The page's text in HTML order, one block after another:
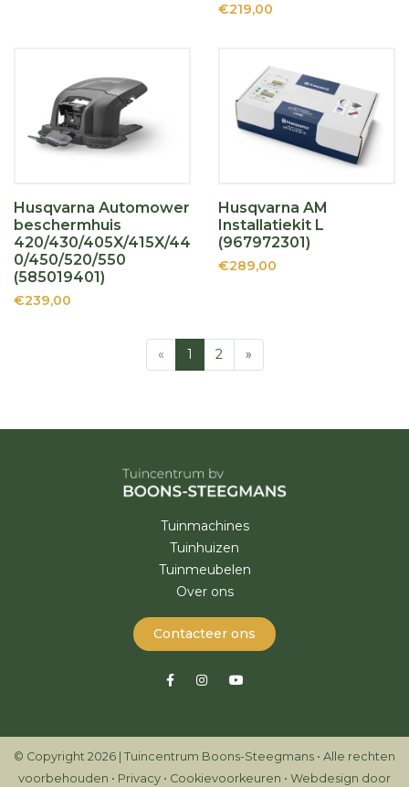
€219,00
Husqvarna Automower
beschermhuis
420/430/405X/415X/44
0/450/520/550
(585019401)
€239,00
Husqvarna AM
Installatiekit L
(967972301)
€289,00
« 1 2 »
Tuinmachines
Tuinhuizen
Tuinmeubelen
Over ons
Contacteer ons
© Copyright 2026 | Tuincentrum Boons-Steegmans • Alle rechten
voorbehouden • Privacy • Cookievoorkeuren • Webdesign door